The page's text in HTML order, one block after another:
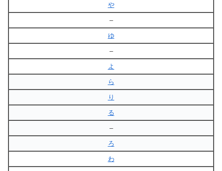
や
–
ゆ
–
よ
ら
り
る
–
ろ
わ